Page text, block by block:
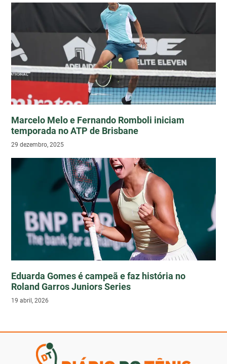
Marcelo Melo e Fernando Romboli iniciam
temporada no ATP de Brisbane
29 dezembro, 2025
Eduarda Gomes é campeã e faz história no
Roland Garros Juniors Series
19 abril, 2026